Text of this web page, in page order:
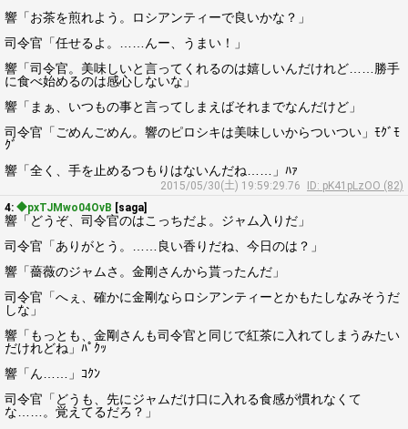
響「お茶を煎れよう。ロシアンティーで良いかな？」
司令官「任せるよ。……んー、うまい！」
響「司令官。美味しいと言ってくれるのは嬉しいんだけれど……勝手
に食べ始めるのは感心しないな」
響「まぁ、いつもの事と言ってしまえばそれまでなんだけど」
司令官「ごめんごめん。響のピロシキは美味しいからついつい」ﾓｸﾞﾓ
ｸﾞ
響「全く、手を止めるつもりはないんだね……」ﾊｧ
2015/05/30(土) 19:59:29.76
ID: pK41pLzOO (82)
4: ◆pxTJMwo04OvB [saga]
響「どうぞ、司令官のはこっちだよ。ジャム入りだ」
司令官「ありがとう。……良い香りだね、今日のは？」
響「薔薇のジャムさ。金剛さんから貰ったんだ」
司令官「へぇ、確かに金剛ならロシアンティーとかもたしなみそうだ
しな」
響「もっとも、金剛さんも司令官と同じで紅茶に入れてしまうみたい
だけれどね」ﾊﾟｸｯ
響「ん……」ｺｸﾝ
司令官「どうも、先にジャムだけ口に入れる食感が慣れなくて
な……。覚えてるだろ？」